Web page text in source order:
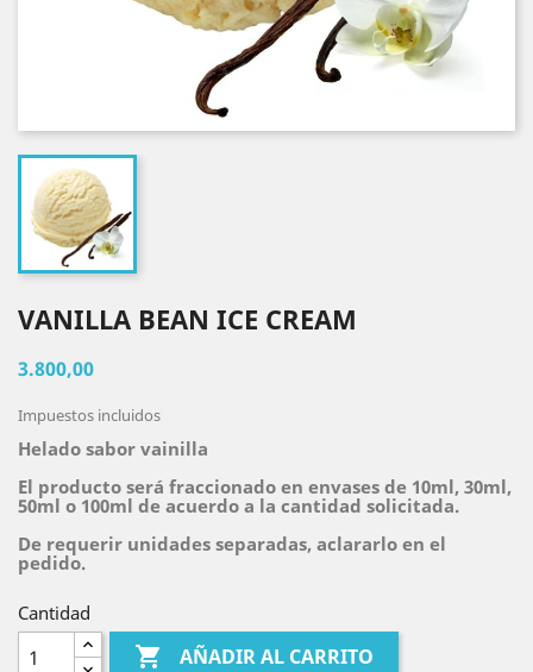
VANILLA BEAN ICE CREAM
3.800,00
Impuestos incluidos
Helado sabor vainilla
El producto será fraccionado en envases de 10ml, 30ml,
50ml o 100ml de acuerdo a la cantidad solicitada.
De requerir unidades separadas, aclararlo en el
pedido.
Cantidad
 AÑADIR AL CARRITO